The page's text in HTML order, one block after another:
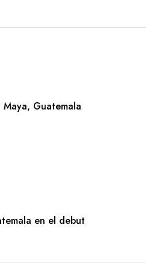
Guatemala
en el debut